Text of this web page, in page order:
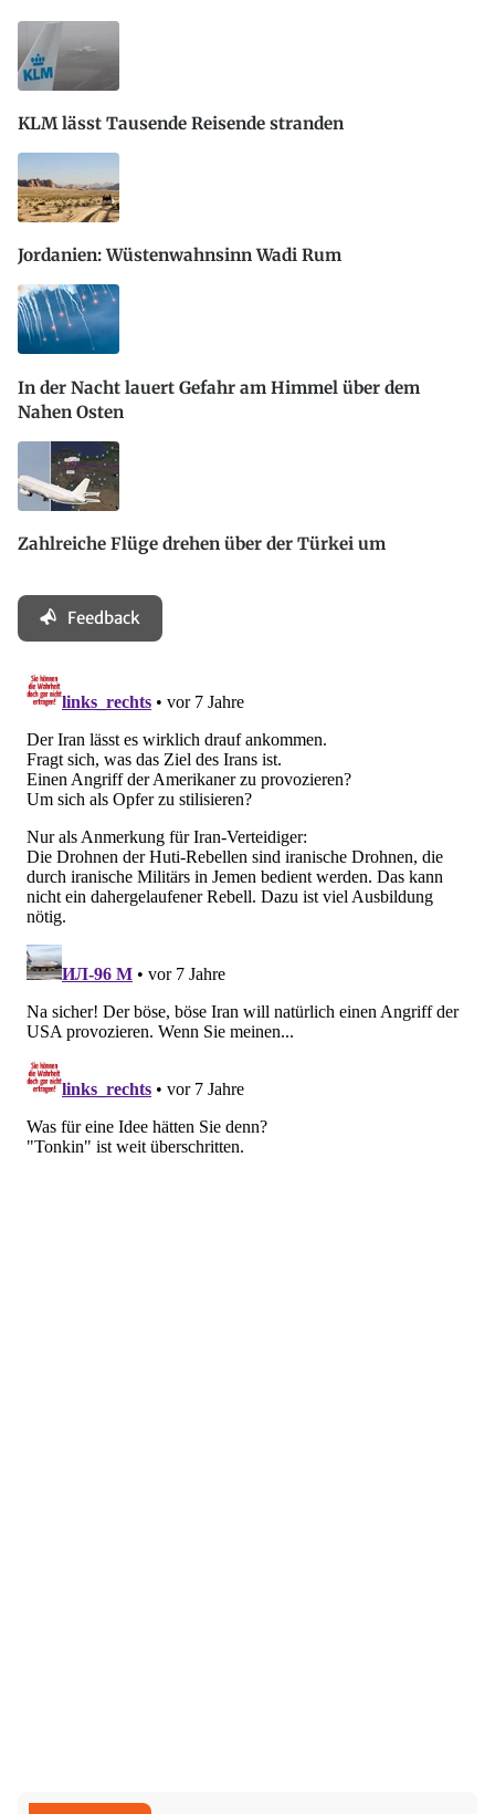
KLM lässt Tausende Reisende stranden
Jordanien: Wüstenwahnsinn Wadi Rum
In der Nacht lauert Gefahr am Himmel über dem
Nahen Osten
Zahlreiche Flüge drehen über der Türkei um
Feedback